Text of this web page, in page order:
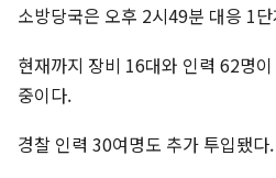
소방당국은 오후 2시49분 대응 1
현재까지 장비 16대와 인력 62명
중이다.
경찰 인력 30여명도 추가 투입됐다.